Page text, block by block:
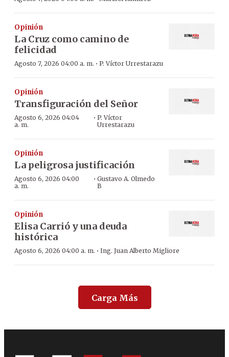
Opinión
La Cruz como camino de
felicidad
Agosto 7, 2026 04:00 a. m. · P. Víctor Urrestarazu
Opinión
Transfiguración del Señor
Agosto 6, 2026 04:04
a. m.
· P. Víctor
Urrestarazu
Opinión
La peligrosa justificación
Agosto 6, 2026 04:00
a. m.
· Gustavo A. Olmedo
B
Opinión
Elisa Carrió y una deuda
histórica
Agosto 6, 2026 04:00 a. m. · Ing. Juan Alberto Migliore
Carga Más